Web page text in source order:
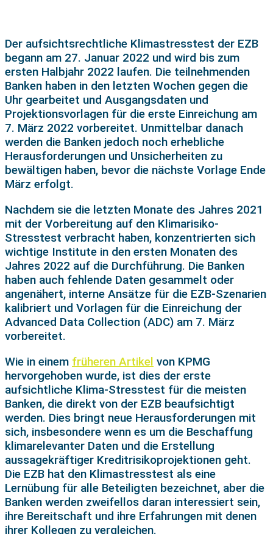
Der aufsichtsrechtliche Klimastresstest der EZB
begann am 27. Januar 2022 und wird bis zum
ersten Halbjahr 2022 laufen. Die teilnehmenden
Banken haben in den letzten Wochen gegen die
Uhr gearbeitet und Ausgangsdaten und
Projektionsvorlagen für die erste Einreichung am
7. März 2022 vorbereitet. Unmittelbar danach
werden die Banken jedoch noch erhebliche
Herausforderungen und Unsicherheiten zu
bewältigen haben, bevor die nächste Vorlage Ende
März erfolgt.
Nachdem sie die letzten Monate des Jahres 2021
mit der Vorbereitung auf den Klimarisiko-
Stresstest verbracht haben, konzentrierten sich
wichtige Institute in den ersten Monaten des
Jahres 2022 auf die Durchführung. Die Banken
haben auch fehlende Daten gesammelt oder
angenähert, interne Ansätze für die EZB-Szenarien
kalibriert und Vorlagen für die Einreichung der
Advanced Data Collection (ADC) am 7. März
vorbereitet.
Wie in einem früheren Artikel von KPMG
hervorgehoben wurde, ist dies der erste
aufsichtliche Klima-Stresstest für die meisten
Banken, die direkt von der EZB beaufsichtigt
werden. Dies bringt neue Herausforderungen mit
sich, insbesondere wenn es um die Beschaffung
klimarelevanter Daten und die Erstellung
aussagekräftiger Kreditrisikoprojektionen geht.
Die EZB hat den Klimastresstest als eine
Lernübung für alle Beteiligten bezeichnet, aber die
Banken werden zweifellos daran interessiert sein,
ihre Bereitschaft und ihre Erfahrungen mit denen
ihrer Kollegen zu vergleichen.